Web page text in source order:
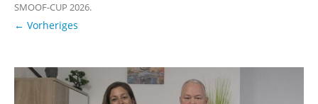
SMOOF-CUP 2026.
← Vor­he­ri­ges